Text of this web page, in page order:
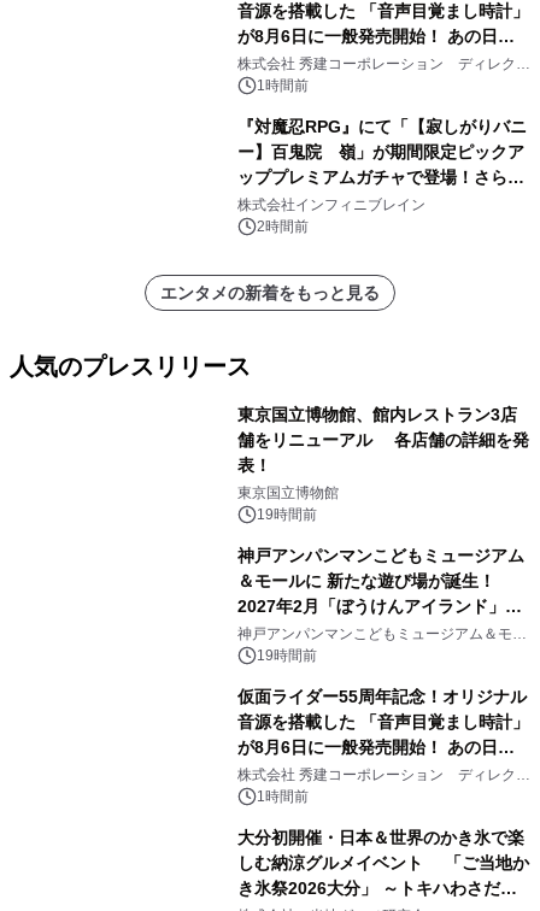
音源を搭載した 「音声目覚まし時計」
が8月6日に一般発売開始！ あの日の
大興奮が今甦る
株式会社 秀建コーポレーション ディレクト
アートギャラリー
1時間前
『対魔忍RPG』にて「【寂しがりバニ
ー】百鬼院 嶺」が期間限定ピックア
ッププレミアムガチャで登場！さらに
マップイベント「バニーとヨミハラク
ライシス」が開催！
株式会社インフィニブレイン
2時間前
エンタメの新着をもっと見る
人気のプレスリリース
東京国立博物館、館内レストラン3店
舗をリニューアル 各店舗の詳細を発
表！
東京国立博物館
19時間前
神戸アンパンマンこどもミュージアム
＆モールに 新たな遊び場が誕生！
2027年2月「ぼうけんアイランド」が
オープン
神戸アンパンマンこどもミュージアム＆モー
ル 19時間前
仮面ライダー55周年記念！オリジナル
音源を搭載した 「音声目覚まし時計」
が8月6日に一般発売開始！ あの日の
大興奮が今甦る
株式会社 秀建コーポレーション ディレクト
アートギャラリー
1時間前
大分初開催・日本＆世界のかき氷で楽
しむ納涼グルメイベント 「ご当地か
き氷祭2026大分」 ～トキハわさだタ